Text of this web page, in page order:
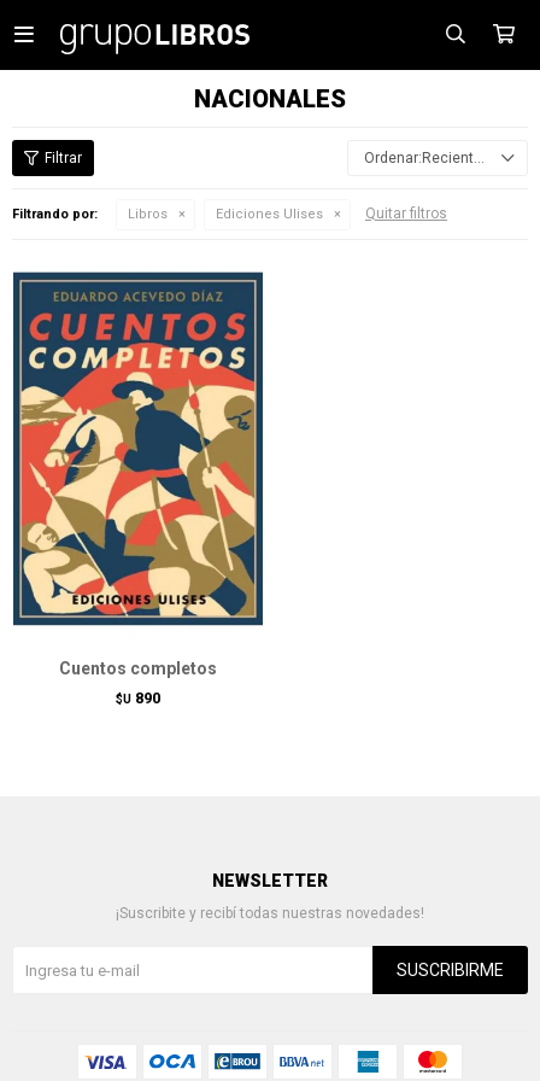

NACIONALES
Recientes
Filtrando por: Libros Ediciones Ulises Quitar filtros
Cuentos completos
$U 890
NEWSLETTER
¡Suscribite y recibí todas nuestras novedades!
SUSCRIBIRME